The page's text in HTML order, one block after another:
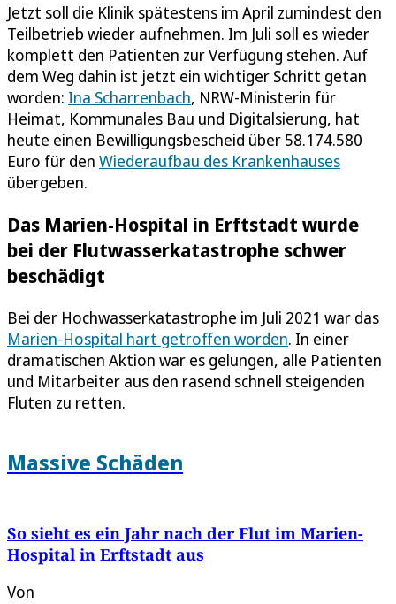
Jetzt soll die Klinik spätestens im April zumindest den
Teilbetrieb wieder aufnehmen. Im Juli soll es wieder
komplett den Patienten zur Verfügung stehen. Auf
dem Weg dahin ist jetzt ein wichtiger Schritt getan
worden: Ina Scharrenbach, NRW-Ministerin für
Heimat, Kommunales Bau und Digitalsierung, hat
heute einen Bewilligungsbescheid über 58.174.580
Euro für den Wiederaufbau des Krankenhauses
übergeben.
Das Marien-Hospital in Erftstadt wurde
bei der Flutwasserkatastrophe schwer
beschädigt
Bei der Hochwasserkatastrophe im Juli 2021 war das
Marien-Hospital hart getroffen worden. In einer
dramatischen Aktion war es gelungen, alle Patienten
und Mitarbeiter aus den rasend schnell steigenden
Fluten zu retten.
Massive Schäden
So sieht es ein Jahr nach der Flut im Marien-
Hospital in Erftstadt aus
Von